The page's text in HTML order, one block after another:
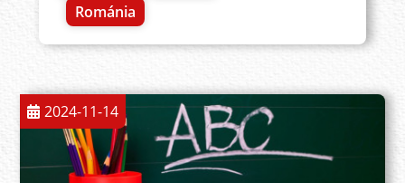
Románia
2024-11-14